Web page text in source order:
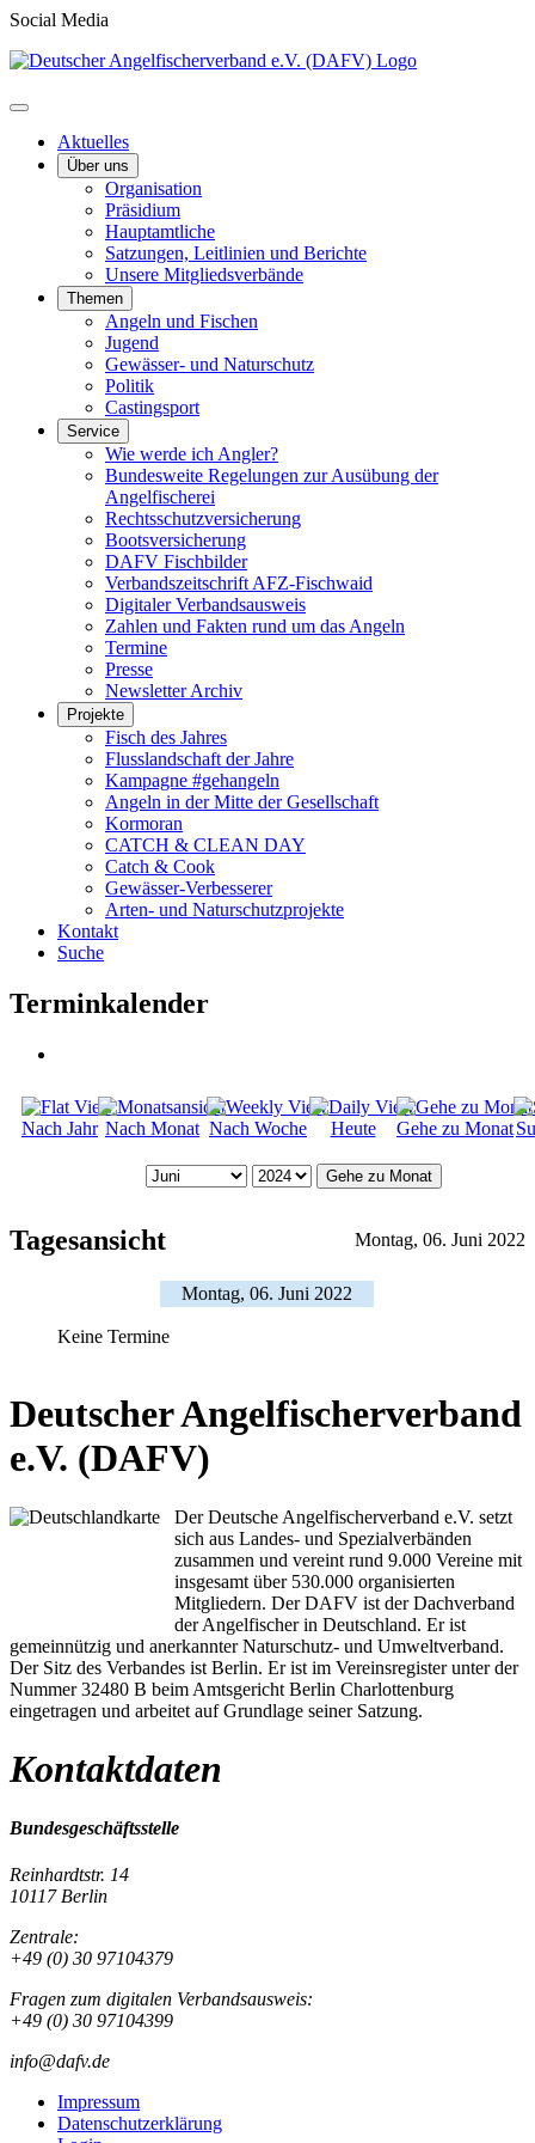
Social Media
Aktuelles
Über uns
Organisation
Präsidium
Hauptamtliche
Satzungen, Leitlinien und Berichte
Unsere Mitgliedsverbände
Themen
Angeln und Fischen
Jugend
Gewässer- und Naturschutz
Politik
Castingsport
Service
Wie werde ich Angler?
Bundesweite Regelungen zur Ausübung der
Angelfischerei
Rechtsschutzversicherung
Bootsversicherung
DAFV Fischbilder
Verbandszeitschrift AFZ-Fischwaid
Digitaler Verbandsausweis
Zahlen und Fakten rund um das Angeln
Termine
Presse
Newsletter Archiv
Projekte
Fisch des Jahres
Flusslandschaft der Jahre
Kampagne #gehangeln
Angeln in der Mitte der Gesellschaft
Kormoran
CATCH & CLEAN DAY
Catch & Cook
Gewässer-Verbesserer
Arten- und Naturschutzprojekte
Kontakt
Suche
Terminkalender
Nach Jahr Nach Monat Nach Woche Heute Gehe zu Monat
Gehe zu Monat
Tagesansicht Montag, 06. Juni 2022
Montag, 06. Juni 2022
Keine Termine
Deutscher Angelfischerverband
e.V. (DAFV)
Der Deutsche Angelfischerverband e.V. setzt
sich aus Landes- und Spezialverbänden
zusammen und vereint rund 9.000 Vereine mit
insgesamt über 530.000 organisierten
Mitgliedern. Der DAFV ist der Dachverband
der Angelfischer in Deutschland. Er ist
gemeinnützig und anerkannter Naturschutz- und Umweltverband.
Der Sitz des Verbandes ist Berlin. Er ist im Vereinsregister unter der
Nummer 32480 B beim Amtsgericht Berlin Charlottenburg
eingetragen und arbeitet auf Grundlage seiner Satzung.
Kontaktdaten
Bundesgeschäftsstelle
Reinhardtstr. 14
10117 Berlin
Zentrale:
+49 (0) 30 97104379
Fragen zum digitalen Verbandsausweis:
+49 (0) 30 97104399
info@dafv.de
Impressum
Datenschutzerklärung